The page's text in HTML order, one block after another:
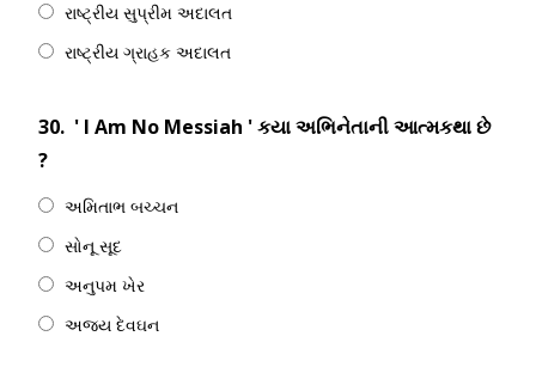
રાષ્ટ્રીય સુપ્રીમ અદાલત
રાષ્ટ્રીય ગ્રાહક અદાલત
30. ' I Am No Messiah ' કયા અભિનેતાની આત્મકથા છે
?
અમિતાભ બચ્ચન
સોનૂ સૂદ
અનુપમ ખેર
અજય દેવઘન